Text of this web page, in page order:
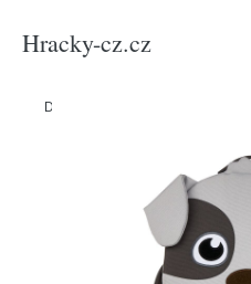
Hracky-cz.cz
Domů